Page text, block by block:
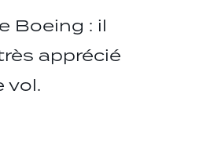
Boeing : il
apprécié
vol.